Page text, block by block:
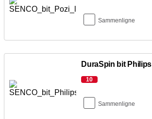
Sammenligne
DuraSpin bit Philips
10
Sammenligne